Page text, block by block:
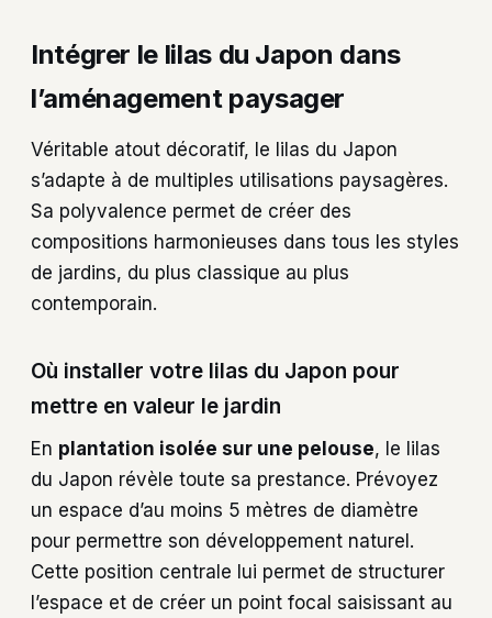
Intégrer le lilas du Japon dans
l’aménagement paysager
Véritable atout décoratif, le lilas du Japon
s’adapte à de multiples utilisations paysagères.
Sa polyvalence permet de créer des
compositions harmonieuses dans tous les styles
de jardins, du plus classique au plus
contemporain.
Où installer votre lilas du Japon pour
mettre en valeur le jardin
En plantation isolée sur une pelouse, le lilas
du Japon révèle toute sa prestance. Prévoyez
un espace d’au moins 5 mètres de diamètre
pour permettre son développement naturel.
Cette position centrale lui permet de structurer
l’espace et de créer un point focal saisissant au